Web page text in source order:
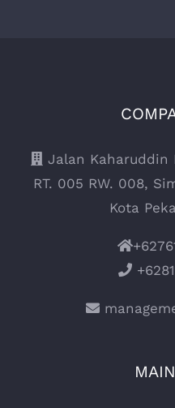
Jalan Kaharuddin
RT. 005 RW. 008,
Kota